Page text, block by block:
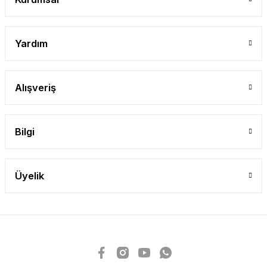
Yardım
Alışveriş
Bilgi
Üyelik